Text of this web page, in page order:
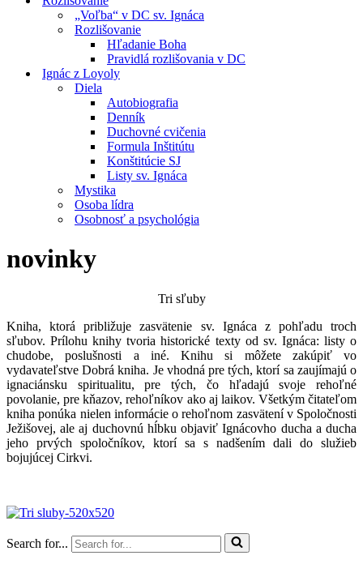
„Voľba“ v DC sv. Ignáca
Rozlišovanie
Hľadanie Boha
Pravidlá rozlišovania v DC
Ignác z Loyoly
Diela
Autobiografia
Denník
Duchovné cvičenia
Formula Inštitútu
Konštitúcie SJ
Listy sv. Ignáca
Mystika
Osoba lídra
Osobnosť a psychológia
novinky
Tri sľuby
Kniha, ktorá približuje zasvätenie sv. Ignáca z pohľadu troch
sľubov. Prílohu knihy tvoria historické texty od sv. Ignáca: listy o
chudobe, poslušnosti a iné. Knihu si môžete zakúpiť vo
vydavateľstve Dobrá kniha. Je vhodná pre tých, ktorí sa zaujímajú o
ignaciánsku spiritualitu, pre tých, čo hľadajú svoje rehoľné
povolanie, pre kňazov, rehoľníkov ako aj laikov. Všetkým čitateľom
kniha ponúka nielen informácie o rehoľnom zasvätení v Spoločnosti
Ježišovej, ale aj duchovnú hĺbku objaviť Ignácovho ducha a ducha
jeho prvých spoločníkov, ktorí sa s nadšením dali do služieb
bojujúcej Cirkvi.
Search for...